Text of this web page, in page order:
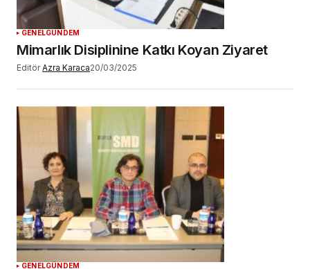
GENELGÜNDEM
Mimarlık Disiplinine Katkı Koyan Ziyaret
Editör Azra Karaca20/03/2025
GENELGÜNDEM